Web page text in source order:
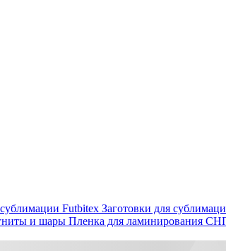
Futbitex Заготовки для
и шары Пленка для ламинирования